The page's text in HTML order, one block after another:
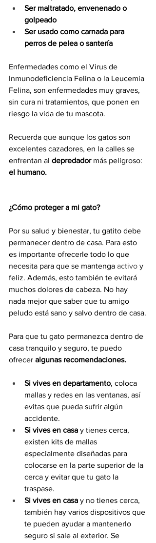
Ser maltratado, envenenado o
golpeado
Ser usado como carnada para
perros de pelea o santería
Enfermedades como el Virus de
Inmunodeficiencia Felina o la Leucemia
Felina, son enfermedades muy graves,
sin cura ni tratamientos, que ponen en
riesgo la vida de tu mascota.
Recuerda que aunque los gatos son
excelentes cazadores, en la calles se
enfrentan al depredador más peligroso:
el humano.
¿Cómo proteger a mi gato?
Por su salud y bienestar, tu gatito debe
permanecer dentro de casa. Para esto
es importante ofrecerle todo lo que
necesita para que se mantenga activo y
feliz. Además, esto también te evitará
muchos dolores de cabeza. No hay
nada mejor que saber que tu amigo
peludo está sano y salvo dentro de casa.
Para que tu gato permanezca dentro de
casa tranquilo y seguro, te puedo
ofrecer algunas recomendaciones.
Si vives en departamento, coloca
mallas y redes en las ventanas, así
evitas que pueda sufrir algún
accidente.
Si vives en casa y tienes cerca,
existen kits de mallas
especialmente diseñadas para
colocarse en la parte superior de la
cerca y evitar que tu gato la
traspase.
Si vives en casa y no tienes cerca,
también hay varios dispositivos que
te pueden ayudar a mantenerlo
seguro si sale al exterior. Se